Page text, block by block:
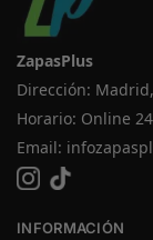
ZapasPlus
Dirección:
Horario: Online
Email:
INFORMACIÓN